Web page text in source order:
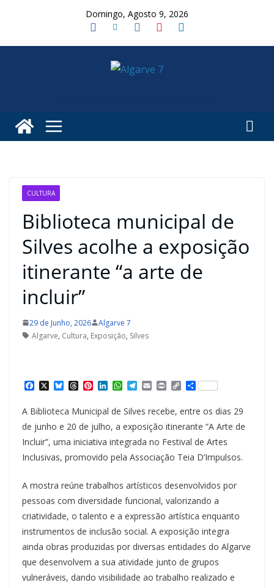
Domingo, Agosto 9, 2026
CULTURA
Biblioteca municipal de
Silves acolhe a exposição
itinerante “a arte de
incluir”
29 de Junho, 2026
Algarve 7
Algarve, Cultura, Exposição, Silves
a
c
e
b
o
o
k
X B
e
s
k
y
T
h
r
e
a
d
s
P
n
t
e
r
e
s
t
L
n
k
e
d
I
n
W
h
a
t
s
A
p
p
T
e
e
g
r
a
m
E
m
i
l
P
n
t
C
o
y
L
i
n
k
S
h
r
e
A Biblioteca Municipal de Silves recebe, entre os dias 29
de junho e 20 de julho, a exposição itinerante “A Arte de
Incluir”, uma iniciativa integrada no Festival de Artes
Inclusivas, promovido pela Associação Teia D’Impulsos.
A mostra reúne trabalhos artísticos desenvolvidos por
pessoas com diversidade funcional, valorizando a
criatividade, o talento e a expressão artística enquanto
instrumentos de inclusão social. A exposição integra
ainda obras produzidas por diversas entidades do Algarve
que desenvolvem a sua atividade junto de grupos
vulneráveis, dando visibilidade ao trabalho realizado e